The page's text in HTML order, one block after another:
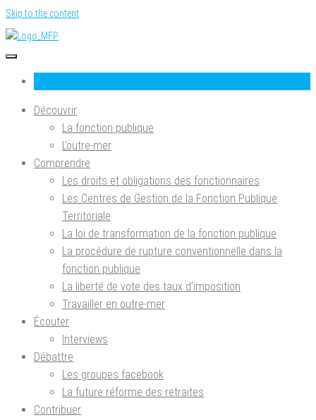
Skip to the content
ma-fonction-publique.fr
Le site des agents de l'administration française
Découvrir
La fonction publique
L’outre-mer
Comprendre
Les droits et obligations des fonctionnaires
Les Centres de Gestion de la Fonction Publique
Territoriale
La loi de transformation de la fonction publique
La procédure de rupture conventionnelle dans la
fonction publique
La liberté de vote des taux d’imposition
Travailler en outre-mer
Écouter
Interviews
Débattre
Les groupes facebook
La future réforme des retraites
Contribuer